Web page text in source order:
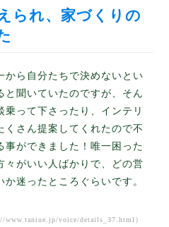
られ、家づくりの
から自分たちで決めないとい
と聞いていたのですが、そん
って下さったり、インテリ
くさん提案してくれたので不
事ができました！唯一困った
々がいい人ばかりで、どの営
迷ったところぐらいです。
www.taniue.jp/voice/details_37.html ）